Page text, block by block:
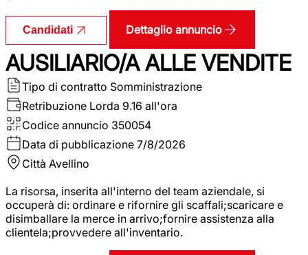
Candidati Dettaglio annuncio
AUSILIARIO/A ALLE VENDITE
Tipo di contratto Somministrazione
Retribuzione Lorda 9.16 all'ora
Codice annuncio 350054
Data di pubblicazione 7/8/2026
Città Avellino
La risorsa, inserita all'interno del team aziendale, si
occuperà di: ordinare e rifornire gli scaffali;scaricare e
disimballare la merce in arrivo;fornire assistenza alla
clientela;provvedere all'inventario.